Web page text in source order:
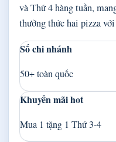
và Thứ 4 hàng tuần,
thưởng thức hai pizza
Số chi nhánh
50+ toàn quốc
Khuyến mãi hot
Mua 1 tặng 1 Thứ 3-4